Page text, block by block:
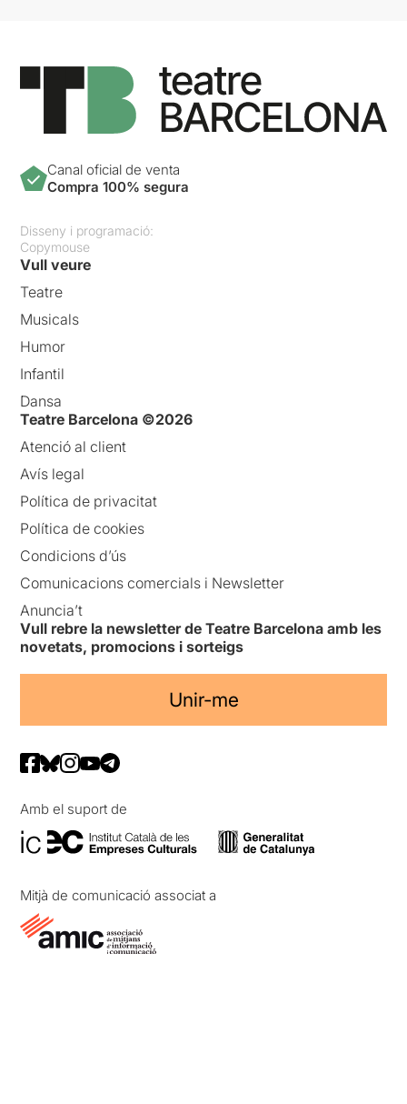
Canal oficial de venta
Compra 100% segura
Disseny i programació:
Copymouse
Vull veure
Teatre
Musicals
Humor
Infantil
Dansa
Teatre Barcelona ©2026
Atenció al client
Avís legal
Política de privacitat
Política de cookies
Condicions d’ús
Comunicacions comercials i Newsletter
Anuncia’t
Vull rebre la newsletter de Teatre Barcelona amb les
novetats, promocions i sorteigs
Unir-me
Amb el suport de
Mitjà de comunicació associat a